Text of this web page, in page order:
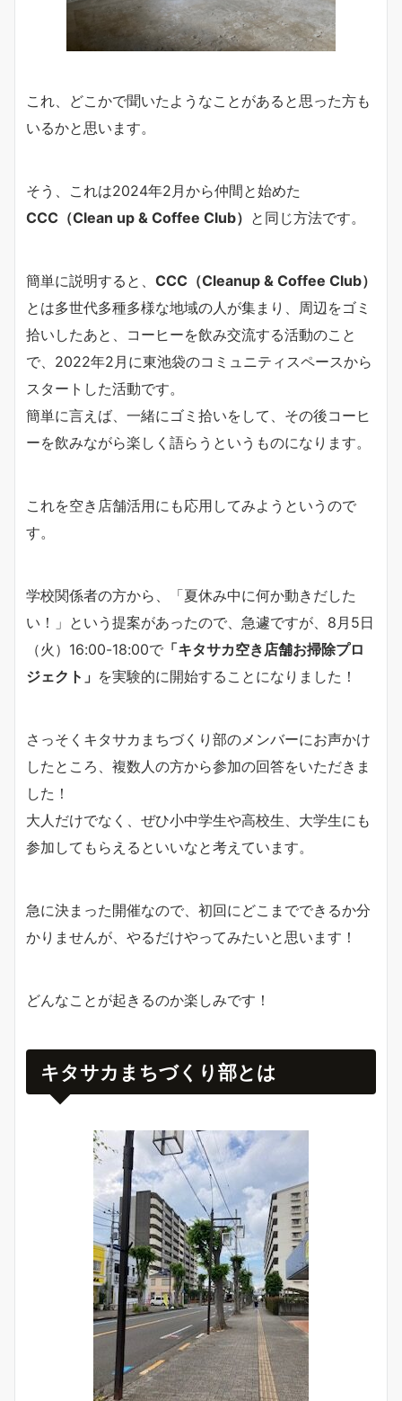
これ、どこかで聞いたようなことがあると思った方も
いるかと思います。
そう、これは2024年2月から仲間と始めた
CCC（Clean up & Coffee Club） と同じ方法です。
簡単に説明すると、 CCC（Cleanup & Coffee Club）
とは多世代多種多様な地域の人が集まり、周辺をゴミ
拾いしたあと、コーヒーを飲み交流する活動のこと
で、2022年2月に東池袋のコミュニティスペースから
スタートした活動です。
簡単に言えば、一緒にゴミ拾いをして、その後コーヒ
ーを飲みながら楽しく語らうというものになります。
これを空き店舗活用にも応用してみようというので
す。
学校関係者の方から、「夏休み中に何か動きだした
い！」という提案があったので、急遽ですが、8月5日
（火）16:00-18:00で 「キタサカ空き店舗お掃除プロ
ジェクト」 を実験的に開始することになりました！
さっそくキタサカまちづくり部のメンバーにお声かけ
したところ、複数人の方から参加の回答をいただきま
した！
大人だけでなく、ぜひ小中学生や高校生、大学生にも
参加してもらえるといいなと考えています。
急に決まった開催なので、初回にどこまでできるか分
かりませんが、やるだけやってみたいと思います！
どんなことが起きるのか楽しみです！
キタサカまちづくり部とは